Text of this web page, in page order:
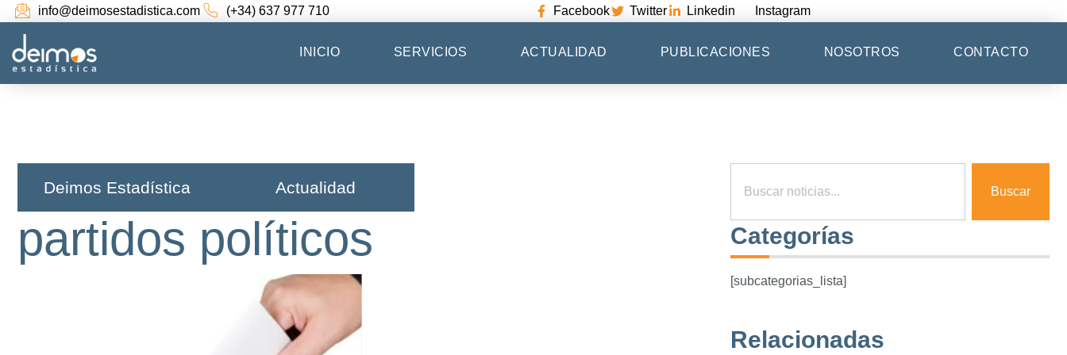
info@deimosestadistica.com (+34) 637 977 710 Facebook Twitter Linkedin Instagram
INICIO SERVICIOS ACTUALIDAD PUBLICACIONES NOSOTROS CONTACTO
Buscar
Categorías
[subcategorias_lista]
Relacionadas
Deimos Estadística​ Actualidad
partidos políticos